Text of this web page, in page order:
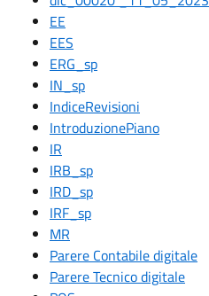
EE
EES
ERG_sp
IN_sp
IndiceRevisioni
IntroduzionePiano
IR
IRB_sp
IRD_sp
IRF_sp
MR
Parere Contabile digitale
Parere Tecnico digitale